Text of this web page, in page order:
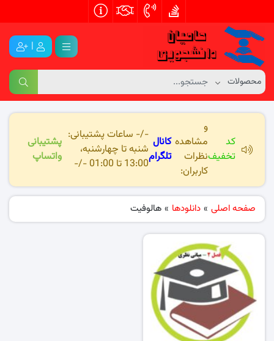
|
کد
تخفیف
و
مشاهده
نظرات
کاربران:
کانال
تلگرام
-/- ساعات پشتیبانی:
شنبه تا چهارشنبه،
13:00 تا 01:00 -/-
پشتیبانی
واتساپ
صفحه اصلی » دانلودها » هالوفیت